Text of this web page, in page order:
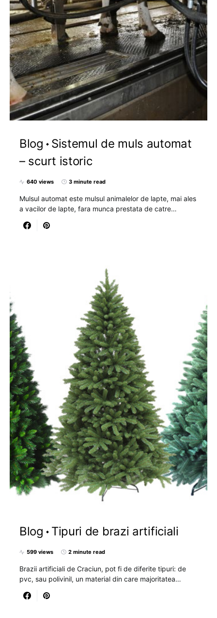
Blog
Sistemul de muls automat
– scurt istoric
640 views 3 minute read
Mulsul automat este mulsul animalelor de lapte, mai ales
a vacilor de lapte, fara munca prestata de catre…
Blog Tipuri de brazi artificiali
599 views 2 minute read
Brazii artificiali de Craciun, pot fi de diferite tipuri: de
pvc, sau polivinil, un material din care majoritatea…